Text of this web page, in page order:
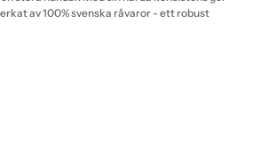
av 100% svenska råvaror - ett robust